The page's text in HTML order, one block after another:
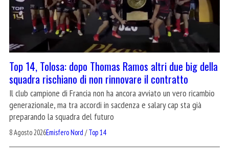
Top 14, Tolosa: dopo Thomas Ramos altri due big della
squadra rischiano di non rinnovare il contratto
Il club campione di Francia non ha ancora avviato un vero ricambio
generazionale, ma tra accordi in sacdenza e salary cap sta già
preparando la squadra del futuro
8 Agosto 2026Emisfero Nord /Top 14